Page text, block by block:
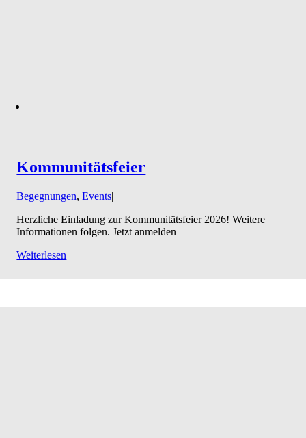
Kommunitäts­feier
Begegnungen,Events|
Herzliche Einladung zur Kommunitätsfeier 2026! Weitere
Informationen folgen. Jetzt anmelden
Weiterlesen